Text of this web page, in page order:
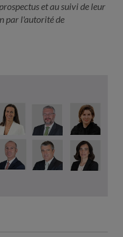
et au suivi de leur
par l'autorité de